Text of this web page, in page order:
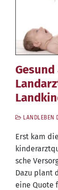
LANDLEBEN
Erst kam
sche
Dazu plant
eine Quo­te